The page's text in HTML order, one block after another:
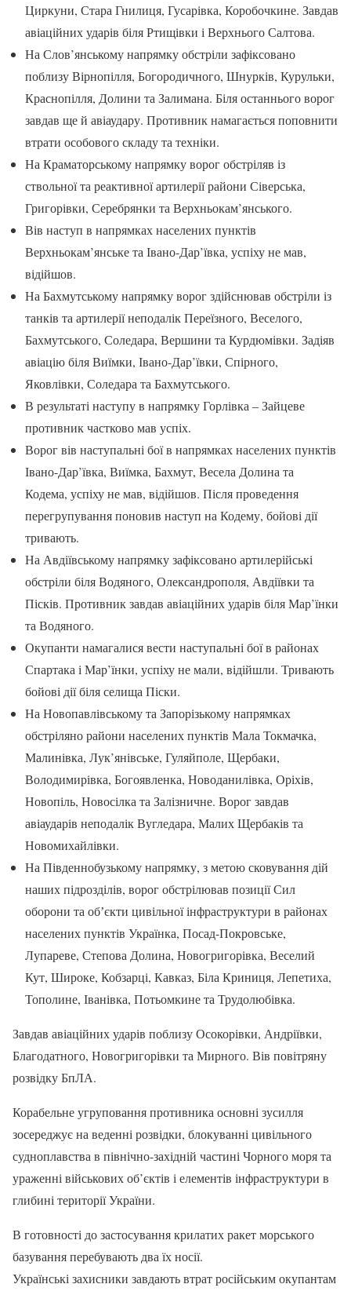
Циркуни, Стара Гнилиця, Гусарівка, Коробочкине. Завдав
авіаційних ударів біля Ртищівки і Верхнього Салтова.
На Слов’янському напрямку обстріли зафіксовано
поблизу Вірнопілля, Богородичного, Шнурків, Курульки,
Краснопілля, Долини та Залимана. Біля останнього ворог
завдав ще й авіаудару. Противник намагається поповнити
втрати особового складу та техніки.
На Краматорському напрямку ворог обстріляв із
ствольної та реактивної артилерії райони Сіверська,
Григорівки, Серебрянки та Верхньокам’янського.
Вів наступ в напрямках населених пунктів
Верхньокам’янське та Івано-Дар’ївка, успіху не мав,
відійшов.
На Бахмутському напрямку ворог здійснював обстріли із
танків та артилерії неподалік Переїзного, Веселого,
Бахмутського, Соледара, Вершини та Курдюмівки. Задіяв
авіацію біля Виїмки, Івано-Дар’ївки, Спірного,
Яковлівки, Соледара та Бахмутського.
В результаті наступу в напрямку Горлівка – Зайцеве
противник частково мав успіх.
Ворог вів наступальні бої в напрямках населених пунктів
Івано-Дар’ївка, Виїмка, Бахмут, Весела Долина та
Кодема, успіху не мав, відійшов. Після проведення
перегрупування поновив наступ на Кодему, бойові дії
тривають.
На Авдіївському напрямку зафіксовано артилерійські
обстріли біля Водяного, Олександрополя, Авдіївки та
Пісків. Противник завдав авіаційних ударів біля Мар’їнки
та Водяного.
Окупанти намагалися вести наступальні бої в районах
Спартака і Мар’їнки, успіху не мали, відійшли. Тривають
бойові дії біля селища Піски.
На Новопавлівському та Запорізькому напрямках
обстріляно райони населених пунктів Мала Токмачка,
Малинівка, Лук’янівське, Гуляйполе, Щербаки,
Володимирівка, Богоявленка, Новоданилівка, Оріхів,
Новопіль, Новосілка та Залізничне. Ворог завдав
авіаударів неподалік Вугледара, Малих Щербаків та
Новомихайлівки.
На Південнобузькому напрямку, з метою сковування дій
наших підрозділів, ворог обстрілював позиції Сил
оборони та обʼєкти цивільної інфраструктури в районах
населених пунктів Українка, Посад-Покровське,
Лупареве, Степова Долина, Новогригорівка, Веселий
Кут, Широке, Кобзарці, Кавказ, Біла Криниця, Лепетиха,
Тополине, Іванівка, Потьомкине та Трудолюбівка.
Завдав авіаційних ударів поблизу Осокорівки, Андріївки,
Благодатного, Новогригорівки та Мирного. Вів повітряну
розвідку БпЛА.
Корабельне угруповання противника основні зусилля
зосереджує на веденні розвідки, блокуванні цивільного
судноплавства в північно-західній частині Чорного моря та
ураженні військових об’єктів і елементів інфраструктури в
глибині території України.
В готовності до застосування крилатих ракет морського
базування перебувають два їх носії.
Українські захисники завдають втрат російським окупантам